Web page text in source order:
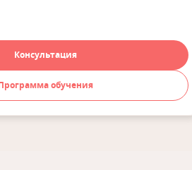
Консультация
обучения